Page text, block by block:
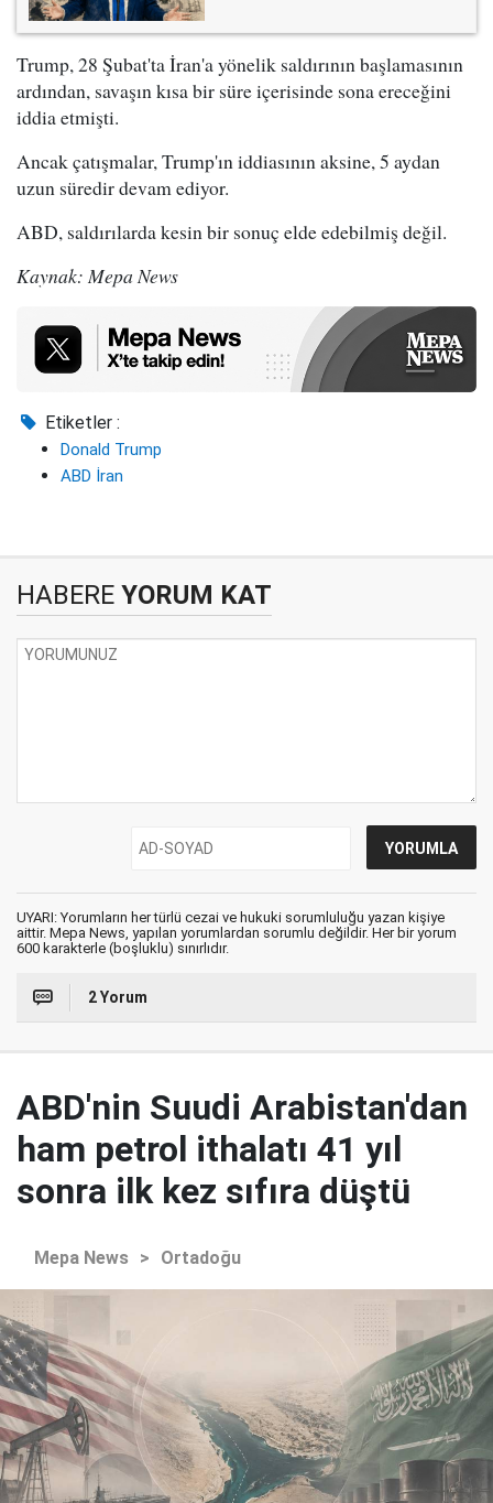
Trump, 28 Şubat'ta İran'a yönelik saldırının başlamasının
ardından, savaşın kısa bir süre içerisinde sona ereceğini
iddia etmişti.
Ancak çatışmalar, Trump'ın iddiasının aksine, 5 aydan
uzun süredir devam ediyor.
ABD, saldırılarda kesin bir sonuç elde edebilmiş değil.
Kaynak: Mepa News
Etiketler :
Donald Trump
ABD İran
HABERE YORUM KAT
UYARI: Yorumların her türlü cezai ve hukuki sorumluluğu yazan kişiye
aittir. Mepa News, yapılan yorumlardan sorumlu değildir. Her bir yorum
600 karakterle (boşluklu) sınırlıdır.
2 Yorum
ABD'nin Suudi Arabistan'dan
ham petrol ithalatı 41 yıl
sonra ilk kez sıfıra düştü
Mepa News > Ortadoğu